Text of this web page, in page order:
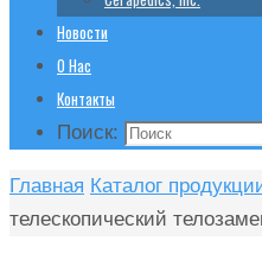
Новости
О Нас
Контакты
Поиск:
Главная Каталог
телескопический